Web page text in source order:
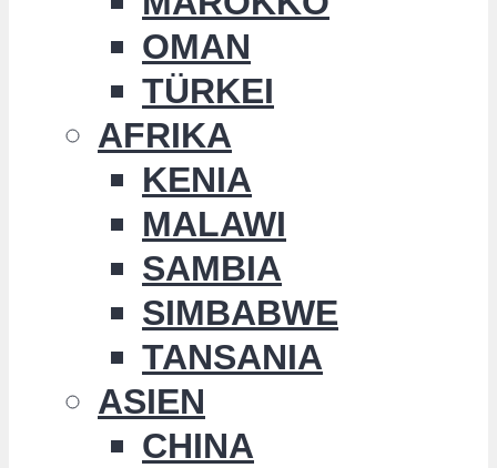
OMAN
TÜRKEI
AFRIKA
KENIA
MALAWI
SAMBIA
SIMBABWE
TANSANIA
ASIEN
CHINA